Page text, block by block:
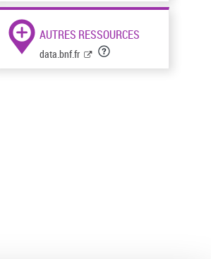
AUTRES RESSOURCES
data.bnf.fr